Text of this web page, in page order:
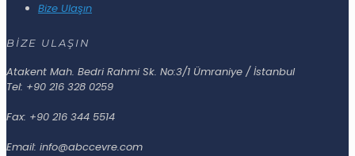
Bize Ulaşın
BİZE ULAŞIN
Atakent Mah. Bedri Rahmi Sk. No:3/1 Ümraniye / İstanbul
Tel: +90 216 328 0259
Fax: +90 216 344 5514
Email: info@abccevre.com